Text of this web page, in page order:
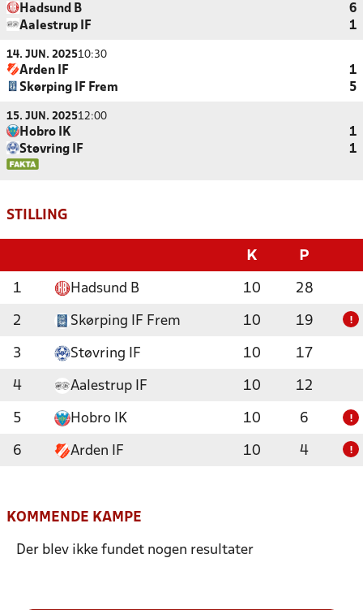
Hadsund B
6
Aalestrup IF
1
14. JUN. 202510:30
Arden IF
1
Skørping IF Frem
5
15. JUN. 202512:00
Hobro IK
1
Støvring IF
1
STILLING
K P
1 Hadsund B 10 28
2 Skørping IF Frem 10 19 !
3 Støvring IF 10 17
4 Aalestrup IF 10 12
5 Hobro IK 10 6 !
6 Arden IF 10 4 !
KOMMENDE KAMPE
Der blev ikke fundet nogen resultater